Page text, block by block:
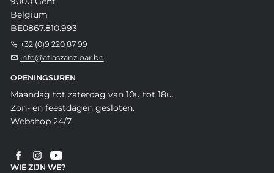
Belgium
BE0867.810.993
+32 (0)9 220 87 99
info@atlaszanzibar.be
OPENINGSUREN
Maandag tot zaterdag van 10u tot 18u.
Zon- en feestdagen gesloten.
Webshop 24/7
WIE ZIJN WE?